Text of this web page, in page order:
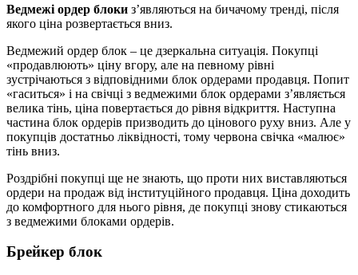
Ведмежі ордер блоки з’являються на бичачому тренді, після
якого ціна розвертається вниз.
Ведмежий ордер блок – це дзеркальна ситуація. Покупці
«продавлюють» ціну вгору, але на певному рівні
зустрічаються з відповідними блок ордерами продавця. Попит
«гаситься» і на свічці з ведмежими блок ордерами з’являється
велика тінь, ціна повертається до рівня відкриття. Наступна
частина блок ордерів призводить до цінового руху вниз. Але у
покупців достатньо ліквідності, тому червона свічка «малює»
тінь вниз.
Роздрібні покупці ще не знають, що проти них виставляються
ордери на продаж від інституційного продавця. Ціна доходить
до комфортного для нього рівня, де покупці знову стикаються
з ведмежими блоками ордерів.
Брейкер блок